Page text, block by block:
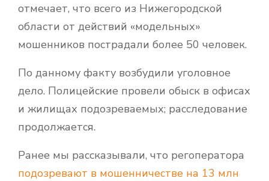
отмечает, что всего из Нижегородской
области от действий «модельных»
мошенников пострадали более 50 человек.
По данному факту возбудили уголовное
дело. Полицейские провели обыск в офисах
и жилищах подозреваемых; расследование
продолжается.
Ранее мы рассказывали, что регоператора
подозревают в мошенничестве на 13 млн